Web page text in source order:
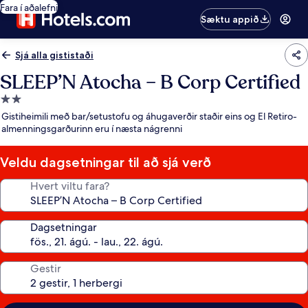
Fara í aðalefni
Sæktu appið
Sjá alla gististaði
SLEEP’N Atocha – B Corp Certified
2.0
stjörnu
gististaður
Gistiheimili með bar/setustofu og áhugaverðir staðir eins og El Retiro-
almenningsgarðurinn eru í næsta nágrenni
Veldu dagsetningar til að sjá verð
Hvert viltu fara?
Dagsetningar
Gestir